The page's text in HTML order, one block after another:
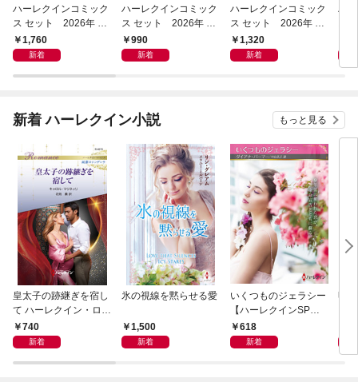
ハーレクインコミック
ス セット 2026年 vo
l.1085
1,760
新着
ハーレクインコミック
ス セット 2026年 vo
l.961
990
新着
ハーレクインコミック
ス セット 2026年 vo
l.1023
1,320
新着
ハ
新着 ハーレクイン小説 もっと見る
皇太子の跡継ぎを宿し
て ハーレクイン・ロマ
ンス～純潔のシンデレ
ラ～
740
新着
氷の視線を黙らせる愛
1,500
新着
いくつものジェラシー
【ハーレクインSP文
庫版】
618
新着
明
ン